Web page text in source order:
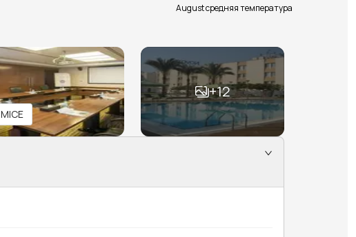
August средняя температура
MICE
+12